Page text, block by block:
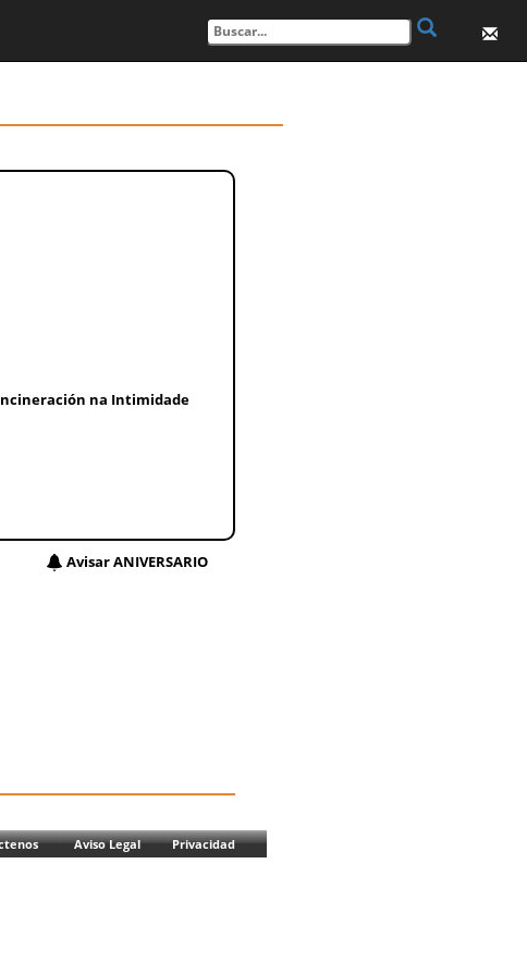
na Intimidade
Avisar ANIVERSARIO
Aviso Legal Privacidad